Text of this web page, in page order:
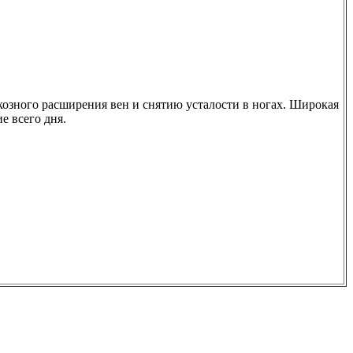
расширения вен и снятию усталости в ногах. Широкая
всего дня.